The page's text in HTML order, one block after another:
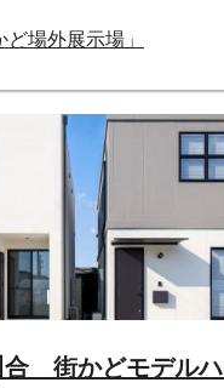
場外展示場」
合 街かどモデルハ